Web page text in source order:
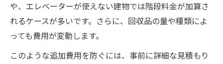
や、エレベーターが使えない建物では階段料金が加算さ
れるケースが多いです。さらに、回収品の量や種類によ
っても費用が変動します。
このような追加費用を防ぐには、事前に詳細な見積もり